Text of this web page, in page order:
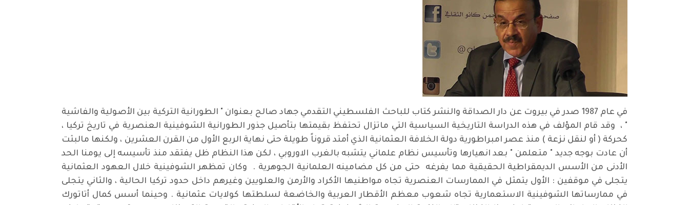
في عام 1987 صدر في بيروت عن دار الصداقة والنشر كتاب للباحث الفلسطيني التقدمي جهاد صالح بعنوان " الطورانية التركية بين الأصولية والفاشية
" ، وقد قام المؤلف في هذه الدراسة التاريخية السياسية التي ماتزال تحتفظ بقيمتها بتأصيل جذور الطورانية الشوفينية العنصرية في تاريخ تركيا ،
كحركة ( أو لنقل نزعة ) منذ عصر امبراطورية دولة الخلافة العثمانية الذي أمتد قروناً طويلة حتى نهاية الربع الأول من القرن العشرين ، ولكنها مالبثت
أن عادت بوجه جديد " متعلمن " بعد انهيارها وتأسيس نظام علماني يتشبه بالغرب الاوروبي ، لكن هذا النظام ظل يفتقد منذ تأسيسه إلى يومنا الحد
الأدنى من الأسس الديمقراطية الحقيقية مما يفرغه حتى من كل مضامينه العلمانية الجوهرية . وكان تمظهر الشوفينية خلال العهود العثمانية
يتجلى في موقفين : الأول يتمثل في الممارسات العنصرية تجاه مواطنيها الأكراد والأرمن والعلويين وغيرهم داخل حدود تركيا الحالية ، والثاني يتجلى
في ممارساتها الشوفينية الاستعمارية تجاه شعوب معظم الأقطار العربية والخاضعة لسلطتها كولايات عثمانية . وحينما أسس كمال أتاتورك